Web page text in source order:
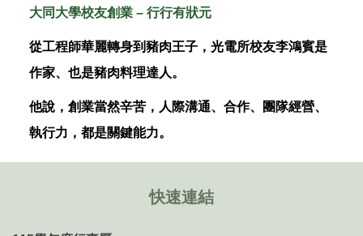
大同大學校友創業 – 行行有狀元
從工程師華麗轉身到豬肉王子，光電所校友李鴻賓是
作家、也是豬肉料理達人。
他說，創業當然辛苦，人際溝通、合作、團隊經營、
執行力，都是關鍵能力。
快速連結